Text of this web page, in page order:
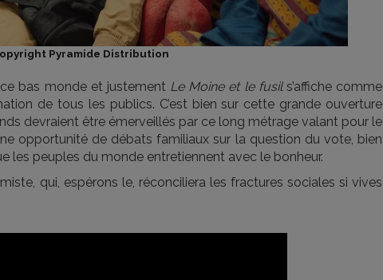
Pyramide Distribution
bas monde et justement Le Moine et le fusils’affiche comme
de tous les publics. C’est bien sur cette grande ouverture
devraient être émerveillés par ce long métrage valant pour le
opportunité de débats familiaux sur la question du vote, bien
les peuples du monde entretiennent avec le bonheur.
qui, espérons le, réconciliera les fractures sociales si vives